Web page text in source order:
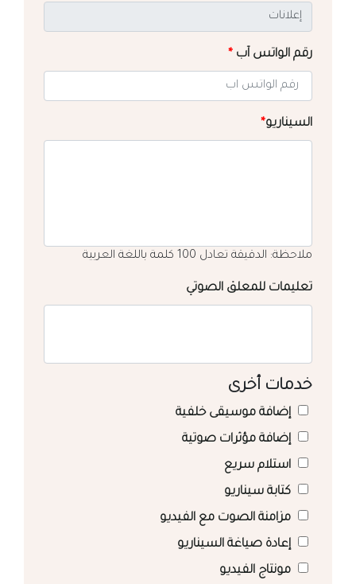
رقم الواتس آب *
السيناريو*
ملاحظة: الدقيقة تعادل 100 كلمة باللغة العربية
تعليمات للمعلق الصوتي
خدمات أخرى
إضافة موسيقى خلفية
إضافة مؤثرات صوتية
استلام سريع
كتابة سيناريو
مزامنة الصوت مع الفيديو
إعادة صياغة السيناريو
مونتاج الفيديو